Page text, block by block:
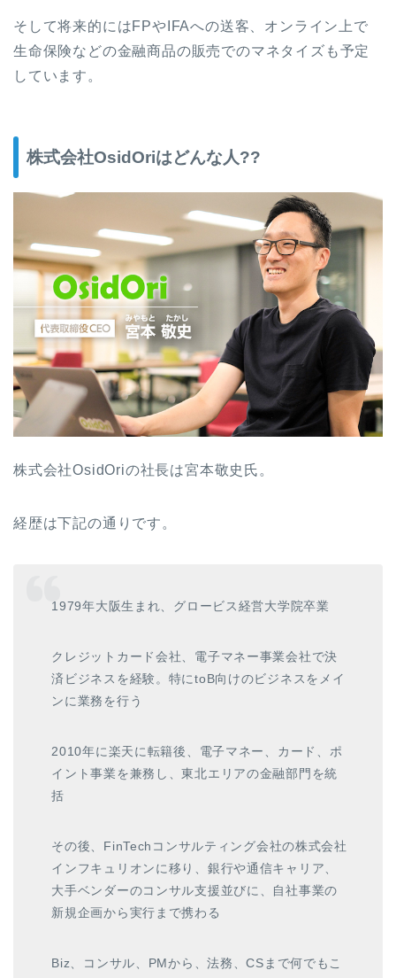
そして将来的にはFPやIFAへの送客、オンライン上で
生命保険などの金融商品の販売でのマネタイズも予定
しています。
株式会社OsidOriはどんな人??
株式会社OsidOriの社長は宮本敬史氏。
経歴は下記の通りです。
1979年大阪生まれ、グロービス経営大学院卒業
クレジットカード会社、電子マネー事業会社で決
済ビジネスを経験。特にtoB向けのビジネスをメイ
ンに業務を行う
2010年に楽天に転籍後、電子マネー、カード、ポ
イント事業を兼務し、東北エリアの金融部門を統
括
その後、FinTechコンサルティング会社の株式会社
インフキュリオンに移り、銀行や通信キャリア、
大手ベンダーのコンサル支援並びに、自社事業の
新規企画から実行まで携わる
Biz、コンサル、PMから、法務、CSまで何でもこ